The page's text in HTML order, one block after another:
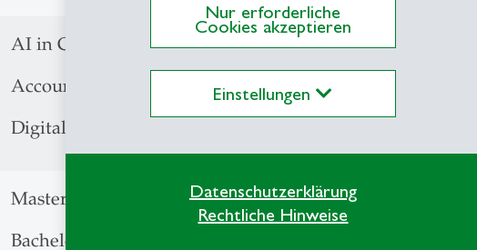
Nur erforderliche
Cookies akzeptieren
Einstellungen
Datenschutzerklärung
Rechtliche Hinweise
AI in Corporate Budgeting
Accounting Information Systems Interoperability
Digital Sustainability Accounting
Master in Climate Change, Mangement & Finance
Bachelor in Business Administration, Major Finance